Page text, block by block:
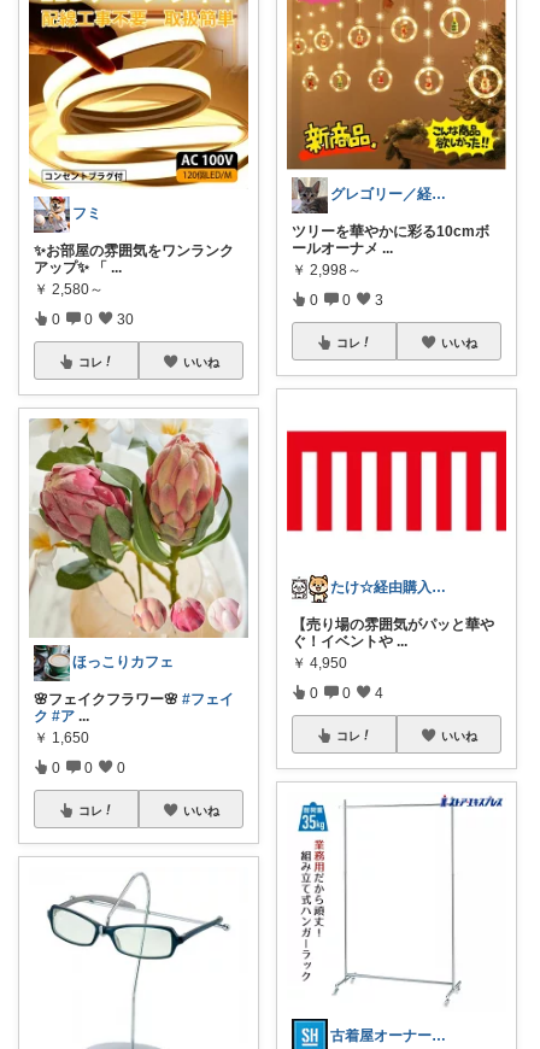
フミ
✨お部屋の雰囲気をワンランク
アップ✨ 「 ...
￥ 2,580～
0 0 30
コレ いいね
ほっこりカフェ
🌸フェイクフラワー🌸 #フェイ
ク #ア ...
￥ 1,650
0 0 0
コレ いいね
グレゴリー／経由購入感謝です💕
ツリーを華やかに彩る10cmボ
ールオーナメ ...
￥ 2,998～
0 0 3
コレ いいね
たけ☆経由購入感謝します！ありがとう！☆
【売り場の雰囲気がパッと華や
ぐ！イベントや ...
￥ 4,950
0 0 4
コレ いいね
古着屋オーナーが選ぶROOM